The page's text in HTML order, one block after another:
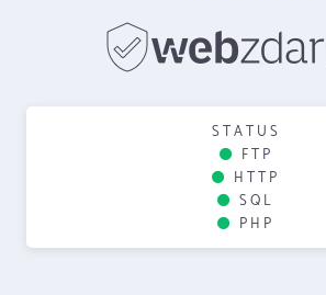
STATUS
FTP
HTTP
SQL
PHP